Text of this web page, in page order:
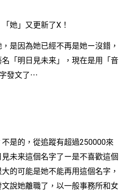
」又更新了X！
因為她已經不再是她ー沒錯，
「明日見未来」，現在是用「音
發文了⋯
的，從追蹤有超過250000來
未来這個名字了ー是不喜歡這個
的可能是她不能再用這個名字，
說她離職了，以一般事務所和女